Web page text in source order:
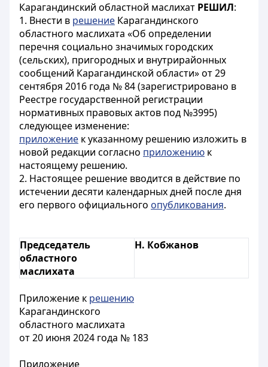
Карагандинский областной маслихат РЕШИЛ:
1. Внести в решение Карагандинского
областного маслихата «Об определении
перечня социально значимых городских
(сельских), пригородных и внутрирайонных
сообщений Карагандинской области» от 29
сентября 2016 года № 84 (зарегистрировано в
Реестре государственной регистрации
нормативных правовых актов под №3995)
следующее изменение:
приложение к указанному решению изложить в
новой редакции согласно приложению к
настоящему решению.
2. Настоящее решение вводится в действие по
истечении десяти календарных дней после дня
его первого официального опубликования.
Председатель
областного
маслихата
Н. Кобжанов
Приложение к решению
Карагандинского
областного маслихата
от 20 июня 2024 года № 183
Приложение